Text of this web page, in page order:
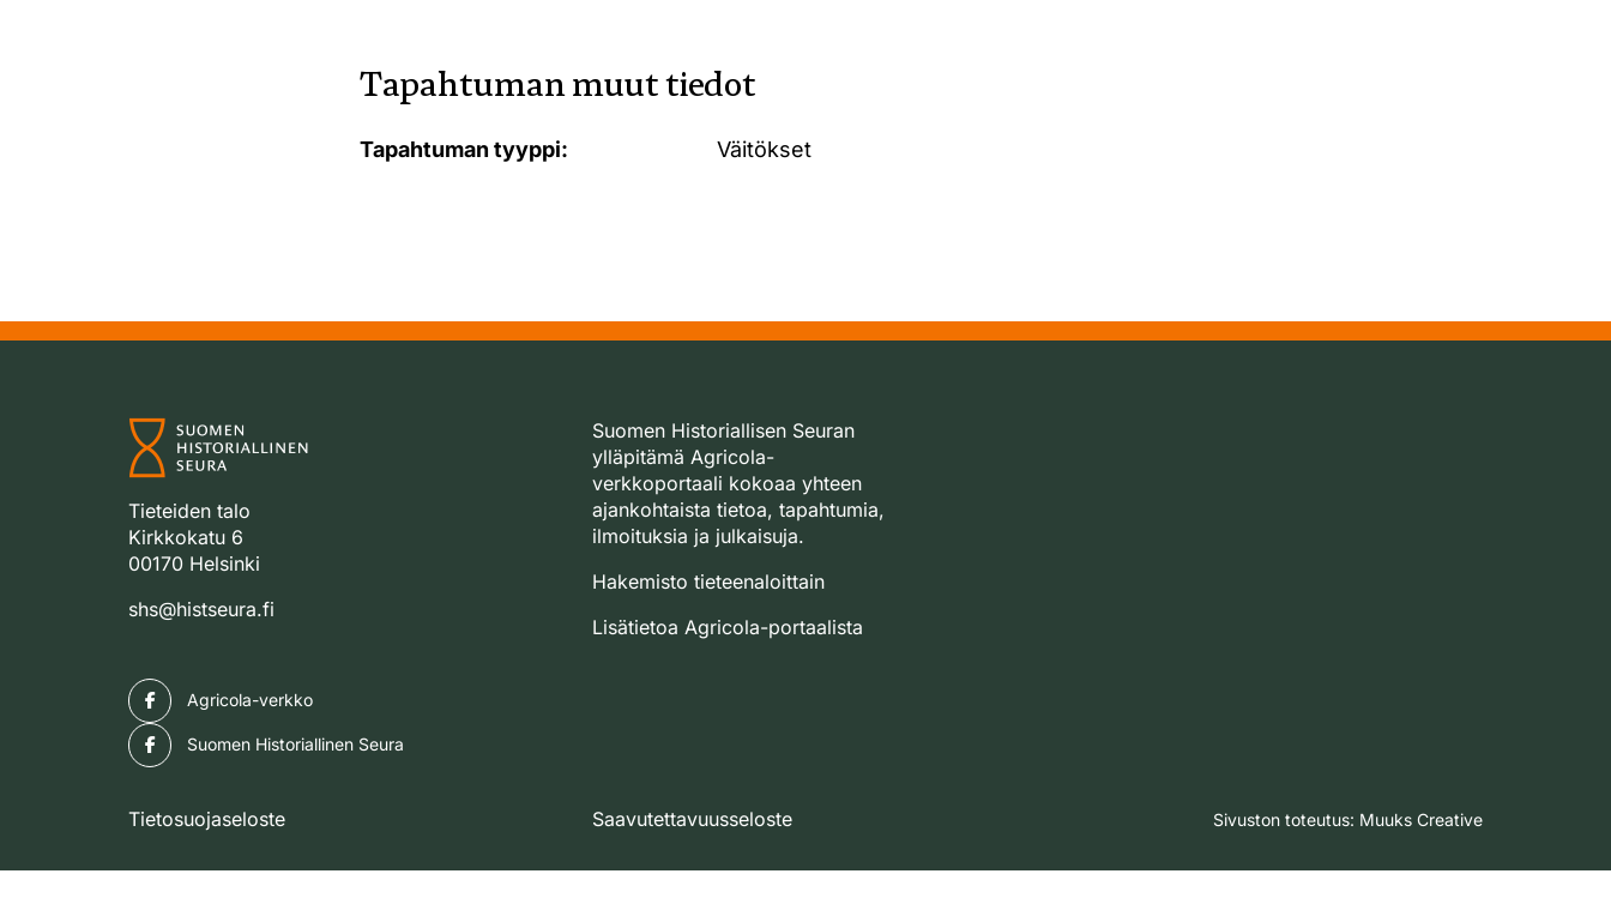
Tapahtuman muut tiedot
Tapahtuman tyyppi: Väitökset
Tieteiden talo
Kirkkokatu 6
00170 Helsinki
shs@histseura.fi
Suomen Historiallisen Seuran
ylläpitämä Agricola-
verkkoportaali kokoaa yhteen
ajankohtaista tietoa, tapahtumia,
ilmoituksia ja julkaisuja.
Hakemisto tieteenaloittain
Lisätietoa Agricola-portaalista
Agricola-verkko
Suomen Historiallinen Seura
Tietosuojaseloste Saavutettavuusseloste Sivuston toteutus: Muuks Creative